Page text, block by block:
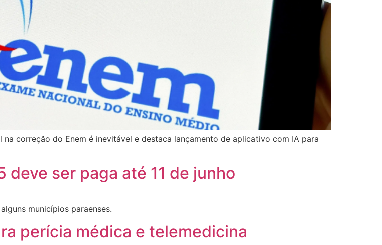
correção do Enem é inevitável e destaca lançamento de aplicativo com IA para
ser paga até 11 de junho
municípios paraenses.
perícia médica e telemedicina